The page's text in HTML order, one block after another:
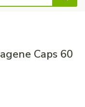
Caps 60